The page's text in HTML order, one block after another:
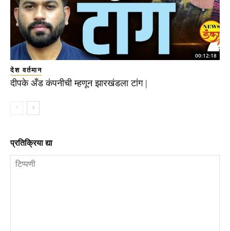
00:12:18
देश वर्तमान
दीपके अँड कंपनीची म्हणून झारखंडला टांग |
प्रतिक्रिया द्या